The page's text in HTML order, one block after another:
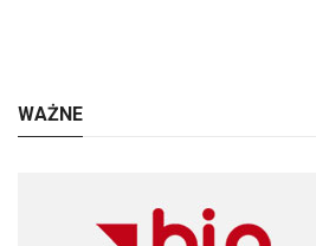
WAŻNE